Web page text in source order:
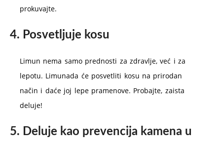
prokuvajte.
4. Posvetljuje kosu
Limun nema samo prednosti za zdravlje, već i za
lepotu. Limunada će posvetliti kosu na prirodan
način i daće joj lepe pramenove. Probajte, zaista
deluje!
5. Deluje kao prevencija kamena u